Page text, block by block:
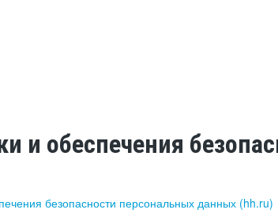
и обеспечения
безопасности персональных данных (hh.ru)